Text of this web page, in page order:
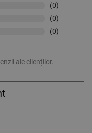
(0)
(0)
(0)
ale clienților.